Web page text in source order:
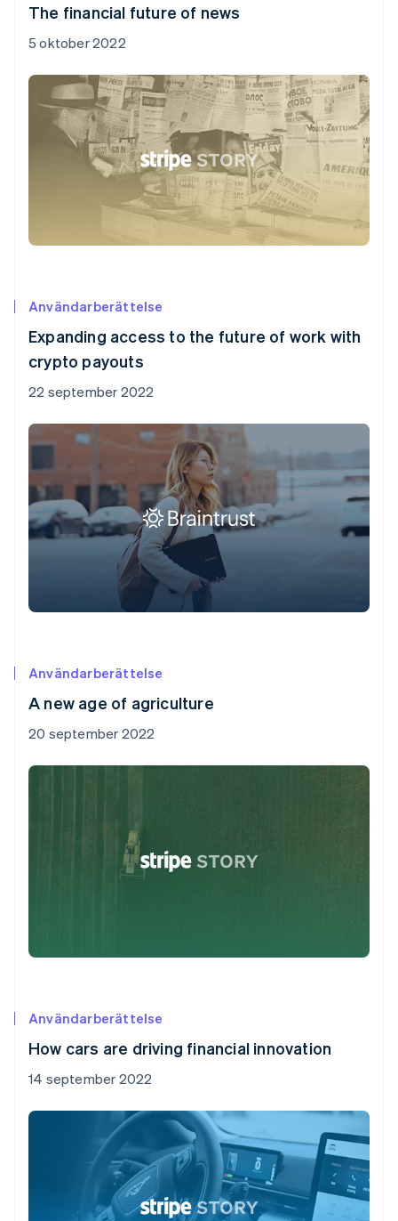
The financial future of news
5 oktober 2022
Användarberättelse
Expanding access to the future of work with
crypto payouts
22 september 2022
Användarberättelse
A new age of agriculture
20 september 2022
Användarberättelse
How cars are driving financial innovation
14 september 2022